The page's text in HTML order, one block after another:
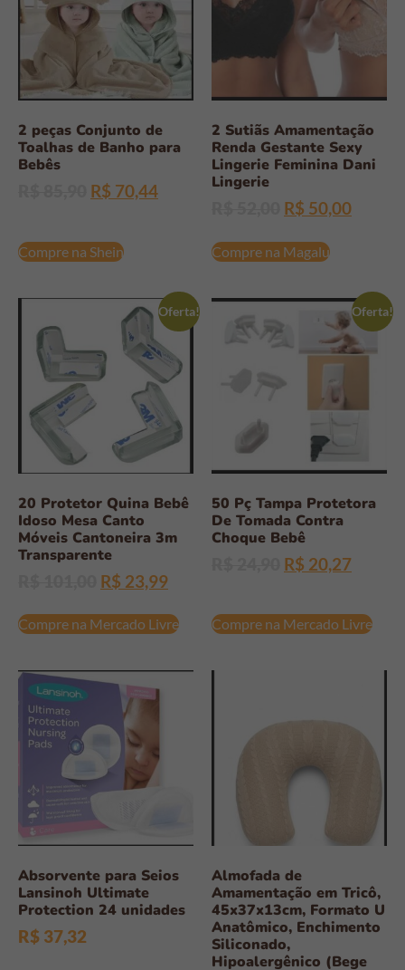
2 peças Conjunto de
Toalhas de Banho para
Bebês
R$ 70,44
Compre na Shein
2 Sutiãs Amamentação
Renda Gestante Sexy
Lingerie Feminina Dani
Lingerie
R$ 50,00
Compre na Magalu
Oferta!
20 Protetor Quina Bebê
Idoso Mesa Canto
Móveis Cantoneira 3m
Transparente
R$ 23,99
Compre na Mercado Livre
Oferta!
50 Pç Tampa Protetora
De Tomada Contra
Choque Bebê
R$ 20,27
Compre na Mercado Livre
Absorvente para Seios
Lansinoh Ultimate
Protection 24 unidades
R$ 37,32
Almofada de
Amamentação em Tricô,
45x37x13cm, Formato U
Anatômico, Enchimento
Siliconado,
Hipoalergênico (Bege